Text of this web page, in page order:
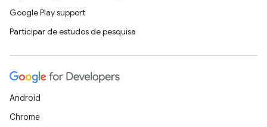
Google Play support
Participar de estudos de pesquisa
Android
Chrome